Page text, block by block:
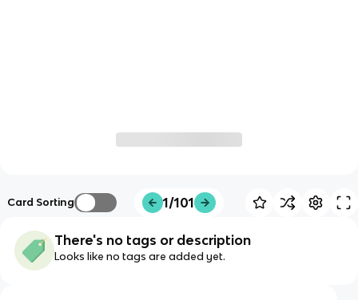
Card Sorting 1/101
There's no tags or description
Looks like no tags are added yet.